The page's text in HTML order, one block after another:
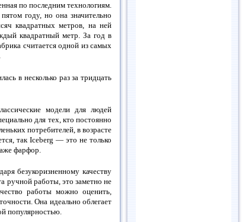
по последним технологиям.
году, но она значительно
квадратных метров, на ней
квадратный метр. За год в
считается одной из самых
в несколько раз за тридцать
модели для людей
для тех, кто постоянно
потребителей, в возрасте
так Iceberg — это не только
фарфор.
безукоризненному качеству
ручной работы, это заметно не
работы можно оценить,
Она идеально облегает
популярностью.